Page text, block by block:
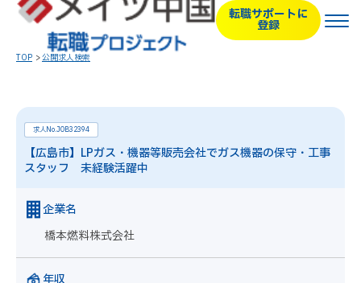
転職サポートに
登録
TOP 公開求人検索
求人No.JOB32394
【広島市】LPガス・機器等販売会社でガス機器の保守・工事
スタッフ 未経験活躍中
企業名
橋本燃料株式会社
年収